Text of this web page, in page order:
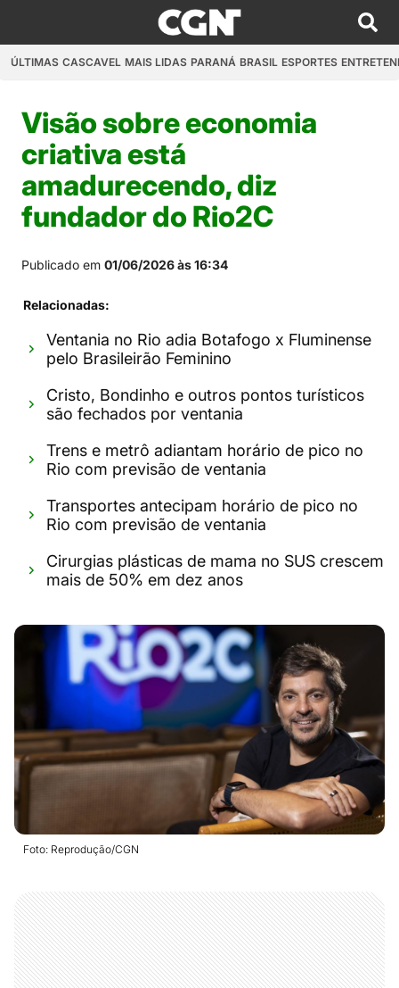
ÚLTIMAS CASCAVEL MAIS LIDAS PARANÁ BRASIL ESPORTES
Visão sobre economia
criativa está
amadurecendo, diz
fundador do Rio2C
Publicado em 01/06/2026 às 16:34
Relacionadas:
Ventania no Rio adia Botafogo x Fluminense
pelo Brasileirão Feminino
Cristo, Bondinho e outros pontos turísticos
são fechados por ventania
Trens e metrô adiantam horário de pico no
Rio com previsão de ventania
Transportes antecipam horário de pico no
Rio com previsão de ventania
Cirurgias plásticas de mama no SUS crescem
mais de 50% em dez anos
Foto: Reprodução/CGN